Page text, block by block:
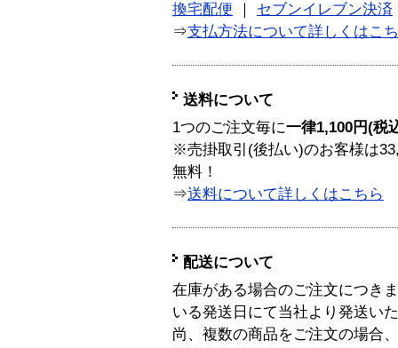
換宅配便
セブンイレブン決済
⇒支払方法について詳しくはこ
送料について
1つのご注文毎に一律1,100円(税
※売掛取引(後払い)のお客様は
無料！
⇒送料について詳しくはこちら
配送について
在庫がある場合のご注文につき
いる発送日にて当社より発送い
尚、複数の商品をご注文の場合